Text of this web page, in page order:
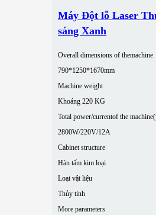
Máy Đột lỗ Laser
sáng Xanh
Overall dimensions of themachine
790*1250*1670mm
Machine weight
Khoảng 220 KG
Total power/currentof the
2800W/220V/12A
Cabinet structure
Hàn tấm kim loại
Loại vật liệu
Thủy tinh
More parameters